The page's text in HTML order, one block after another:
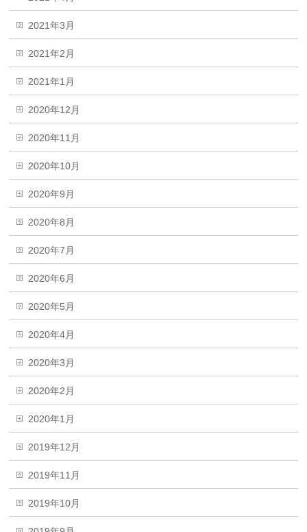
2021年3月
2021年2月
2021年1月
2020年12月
2020年11月
2020年10月
2020年9月
2020年8月
2020年7月
2020年6月
2020年5月
2020年4月
2020年3月
2020年2月
2020年1月
2019年12月
2019年11月
2019年10月